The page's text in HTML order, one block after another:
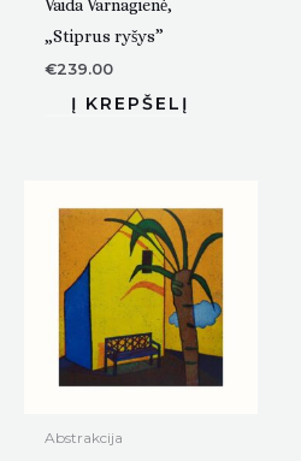
Vaida Varnagienė,
„Stiprus ryšys”
€239.00
Abstrakcija